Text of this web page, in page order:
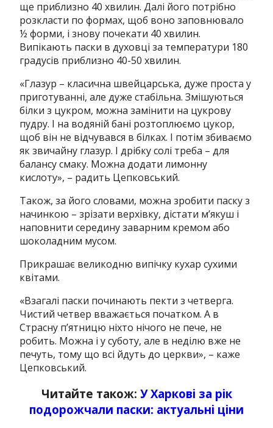
ще приблизно 40 хвилин. Далі його потрібно
розкласти по формах, щоб воно заповнювало
½ форми, і знову почекати 40 хвилин.
Випікають паски в духовці за температури 180
градусів приблизно 40-50 хвилин.
«Глазур – класична швейцарська, дуже проста у
приготуванні, але дуже стабільна.Змішуються
білки з цукром, можна замінити на цукрову
пудру. І на водяній бані розтоплюємо цукор,
щоб він не відчувався в білках. І потім збиваємо
як звичайну глазур. І дрібку солі треба – для
балансу смаку. Можна додати лимонну
кислоту», – радить Цепковський.
Також, за його словами, можна зробити паску з
начинкою – зрізати верхівку, дістати м’якуш і
наповнити середину заварним кремом або
шоколадним мусом.
Прикрашає великодню випічку кухар сухими
квітами.
«Взагалі паски починають пекти з четверга.
Чистий четвер вважається початком. А в
Страсну п’ятницю ніхто нічого не пече, не
робить. Можна і у суботу, але в неділю вже не
печуть, тому що всі йдуть до церкви», – каже
Цепковський.
Читайте також: У Харкові за рік
подорожчали паски: актуальні ціни